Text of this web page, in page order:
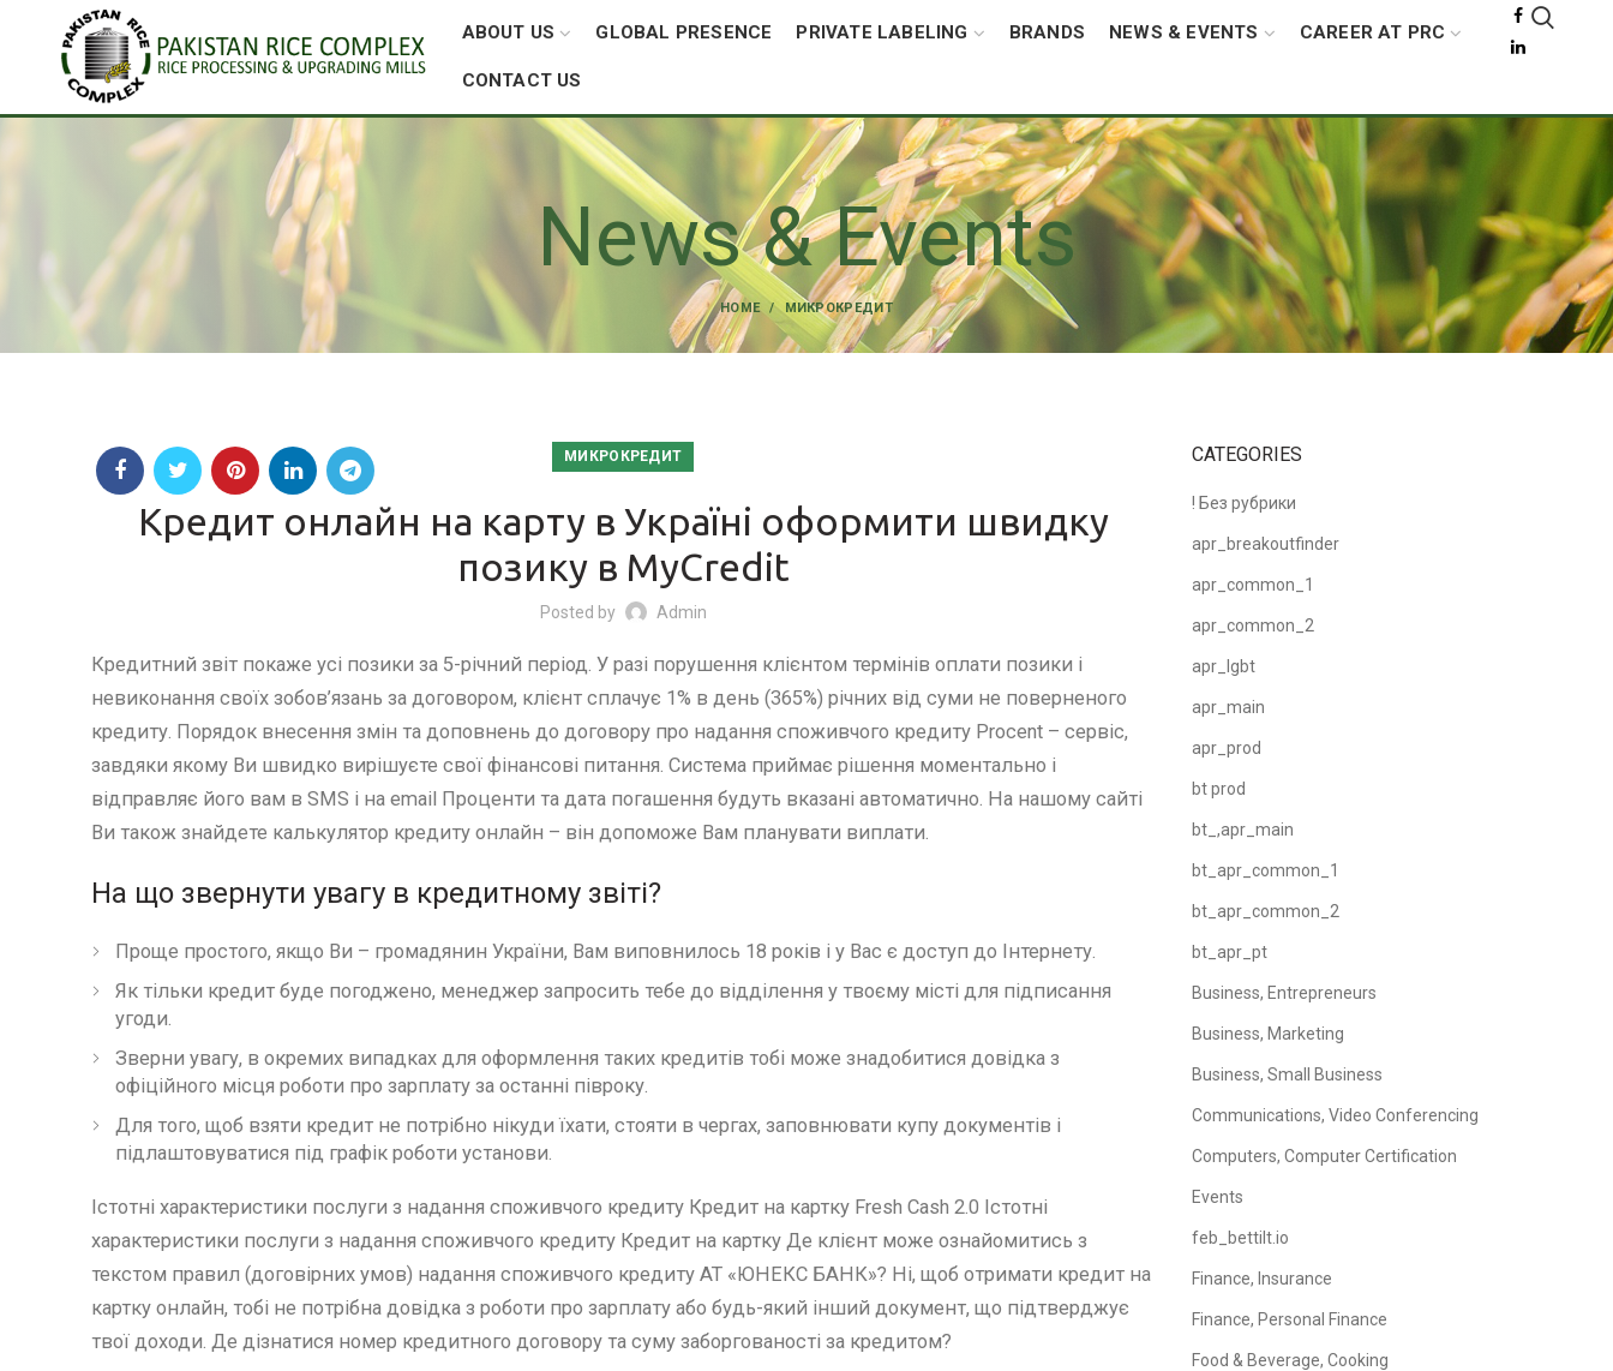
ABOUT US GLOBAL PRESENCE PRIVATE LABELING BRANDS NEWS & EVENTS CAREER AT PRC
CONTACT US
News & Events
HOME МИКРОКРЕДИТ
МИКРОКРЕДИТ
Кредит онлайн на карту в Україні оформити швидку
позику в MyCredit
Posted by Admin
Кредитний звіт покаже усі позики за 5-річний період. У разі порушення клієнтом термінів оплати позики і
невиконання своїх зобов’язань за договором, клієнт сплачує 1% в день (365%) річних від суми не поверненого
кредиту. Порядок внесення змін та доповнень до договору про надання споживчого кредиту Procent – сервіс,
завдяки якому Ви швидко вирішуєте свої фінансові питання. Система приймає рішення моментально і
відправляє його вам в SMS і на email Проценти та дата погашення будуть вказані автоматично. На нашому сайті
Ви також знайдете калькулятор кредиту онлайн – він допоможе Вам планувати виплати.
На що звернути увагу в кредитному звіті?
Проще простого, якщо Ви – громадянин України, Вам виповнилось 18 років і у Вас є доступ до Інтернету.
Як тільки кредит буде погоджено, менеджер запросить тебе до відділення у твоєму місті для підписання
угоди.
Зверни увагу, в окремих випадках для оформлення таких кредитів тобі може знадобитися довідка з
офіційного місця роботи про зарплату за останні півроку.
Для того, щоб взяти кредит не потрібно нікуди їхати, стояти в чергах, заповнювати купу документів і
підлаштовуватися під графік роботи установи.
Істотні характеристики послуги з надання споживчого кредиту Кредит на картку Fresh Cash 2.0 Істотні
характеристики послуги з надання споживчого кредиту Кредит на картку Де клієнт може ознайомитись з
текстом правил (договірних умов) надання споживчого кредиту АТ «ЮНЕКС БАНК»? Ні, щоб отримати кредит на
картку онлайн, тобі не потрібна довідка з роботи про зарплату або будь-який інший документ, що підтверджує
твої доходи. Де дізнатися номер кредитного договору та суму заборгованості за кредитом?
CATEGORIES
! Без рубрики
apr_breakoutfinder
apr_common_1
apr_common_2
apr_lgbt
apr_main
apr_prod
bt prod
bt_,apr_main
bt_apr_common_1
bt_apr_common_2
bt_apr_pt
Business, Entrepreneurs
Business, Marketing
Business, Small Business
Communications, Video Conferencing
Computers, Computer Certification
Events
feb_bettilt.io
Finance, Insurance
Finance, Personal Finance
Food & Beverage, Cooking